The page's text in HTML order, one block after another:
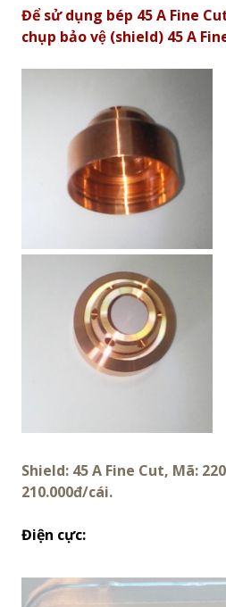
Để sử dụng bép 45 A Fine
chụp bảo vệ (shield) 45 A
Shield: 45 A Fine Cut, Mã:
210.000đ/cái.
Điện cực: